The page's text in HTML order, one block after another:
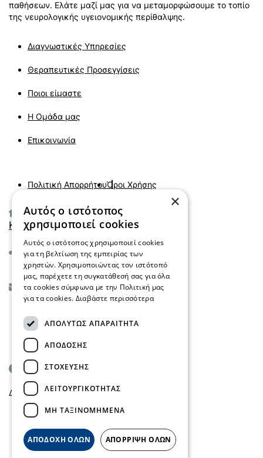
παθήσεων. Ελάτε μαζί μας για να μεταμορφώσουμε το τοπίο
της νευρολογικής υγειονομικής περίθαλψης.
Διαγνωστικές Υπηρεσίες
Θεραπευτικές Προσεγγίσεις
Ποιοι είμαστε
Η Ομάδα μας
Επικοινωνία
Πολιτική ΑπορρήτουΌροι Χρήσης
Αιγαίου 45 τ.κ 55133
Καλαμαριά - Θεσσαλονίκη
+30 2310 029099
info@mindfulmind.gr
Fb. In.X.
Ωράριο
ΔEY-ΠAP: 10.00 - 15.00 & 16.00 - 20.00
×
Αυτός ο ιστότοπος
χρησιμοποιεί cookies
Αυτός ο ιστότοπος χρησιμοποιεί cookies
για τη βελτίωση της εμπειρίας των
χρηστών. Χρησιμοποιώντας τον ιστότοπό
μας, παρέχετε τη συγκατάθεσή σας για όλα
τα cookies σύμφωνα με την Πολιτική μας
για τα cookies. Διαβάστε περισσότερα
ΑΠΟΛΎΤΩΣ ΑΠΑΡΑΊΤΗΤΑ
ΑΠΌΔΟΣΗΣ
ΣΤΌΧΕΥΣΗΣ
ΛΕΙΤΟΥΡΓΙΚΌΤΗΤΑΣ
ΜΗ ΤΑΞΙΝΟΜΗΜΈΝΑ
ΑΠΟΔΟΧΉ ΌΛΩΝ ΑΠΌΡΡΙΨΗ ΌΛΩΝ